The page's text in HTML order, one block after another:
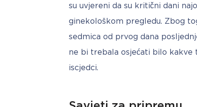
su uvjereni da su kritični dani
ginekološkom pregledu. Zbog
sedmica od prvog dana
ne bi trebala osjećati bilo
iscjedci.